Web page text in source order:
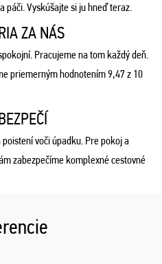
páči. Vyskúšajte si ju hneď teraz.
ZA NÁS
Pracujeme na tom každý deň.
priemerným hodnotením 9,47 z 10
voči úpadku. Pre pokoj a
zabezpečíme komplexné cestovné